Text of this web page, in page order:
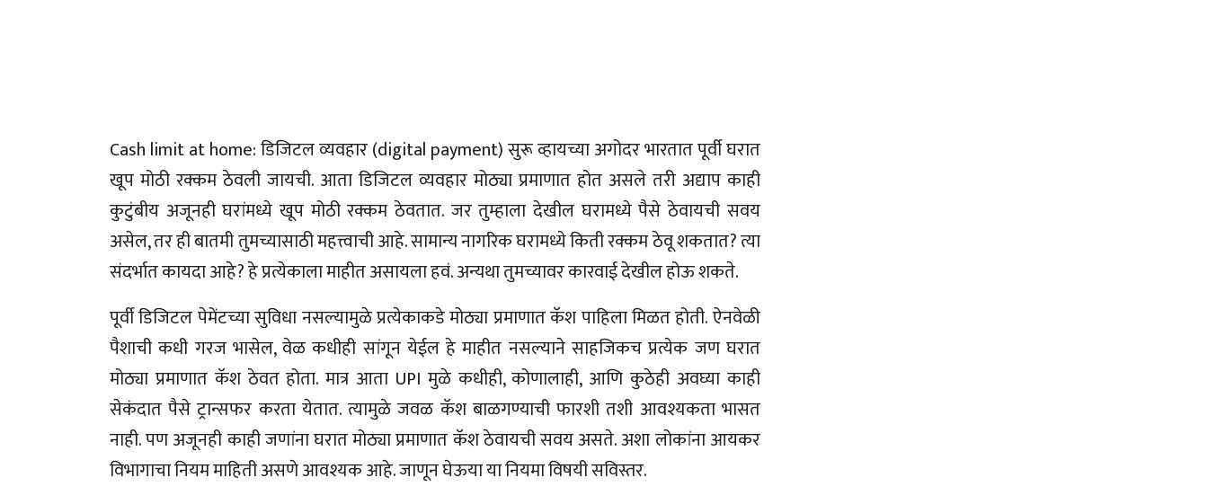
Cash limit at home: डिजिटल व्यवहार (digital payment) सुरू व्हायच्या अगोदर भारतात पूर्वी घरात
खूप मोठी रक्कम ठेवली जायची. आता डिजिटल व्यवहार मोठ्या प्रमाणात होत असले तरी अद्याप काही
कुटुंबीय अजूनही घरांमध्ये खूप मोठी रक्कम ठेवतात. जर तुम्हाला देखील घरामध्ये पैसे ठेवायची सवय
असेल, तर ही बातमी तुमच्यासाठी महत्त्वाची आहे. सामान्य नागरिक घरामध्ये किती रक्कम ठेवू शकतात? त्या
संदर्भात कायदा आहे? हे प्रत्येकाला माहीत असायला हवं. अन्यथा तुमच्यावर कारवाई देखील होऊ शकते.
पूर्वी डिजिटल पेमेंटच्या सुविधा नसल्यामुळे प्रत्येकाकडे मोठ्या प्रमाणात कॅश पाहिला मिळत होती. ऐनवेळी
पैशाची कधी गरज भासेल, वेळ कधीही सांगून येईल हे माहीत नसल्याने साहजिकच प्रत्येक जण घरात
मोठ्या प्रमाणात कॅश ठेवत होता. मात्र आता UPI मुळे कधीही, कोणालाही, आणि कुठेही अवघ्या काही
सेकंदात पैसे ट्रान्सफर करता येतात. त्यामुळे जवळ कॅश बाळगण्याची फारशी तशी आवश्यकता भासत
नाही. पण अजूनही काही जणांना घरात मोठ्या प्रमाणात कॅश ठेवायची सवय असते. अशा लोकांना आयकर
विभागाचा नियम माहिती असणे आवश्यक आहे. जाणून घेऊया या नियमा विषयी सविस्तर.